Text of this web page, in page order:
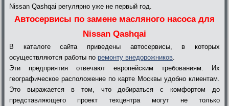
Nissan Qashqai регулярно уже не первый год.
Автосервисы по замене масляного насоса для
Nissan Qashqai
В каталоге сайта приведены автосервисы, в которых
осуществляются работы по ремонту внедорожников
Эти предприятия отвечают европейским требованиям. Их
географическое расположение по карте Москвы удобно клиентам.
Это выражается в том, что добираться с комфортом до
представляющего проект техцентра могут не только